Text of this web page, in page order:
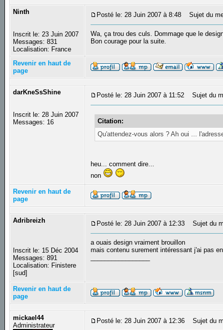
Ninth
Inscrit le: 23 Juin 2007
Messages: 831
Localisation: France
Posté le: 28 Juin 2007 à 8:48 Sujet du
Wa, ça trou des culs. Dommage que le
Bon courage pour la suite.
Revenir en haut de
page
darKneSsShine
Inscrit le: 28 Juin 2007
Messages: 16
Posté le: 28 Juin 2007 à 11:52 Sujet du
Citation:
Qu'attendez-vous alors ? Ah oui ...
heu... comment dire...
non
Revenir en haut de
page
Adribreizh
Inscrit le: 15 Déc 2004
Messages: 891
Localisation: Finistere
[sud]
Posté le: 28 Juin 2007 à 12:33 Sujet du
a ouais design vraiment brouillon
mais contenu surement intéressant j'ai pas
Revenir en haut de
page
mickael44
Administrateur
Posté le: 28 Juin 2007 à 12:36 Sujet du